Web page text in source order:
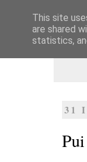
31
This site
are shared
statistics,